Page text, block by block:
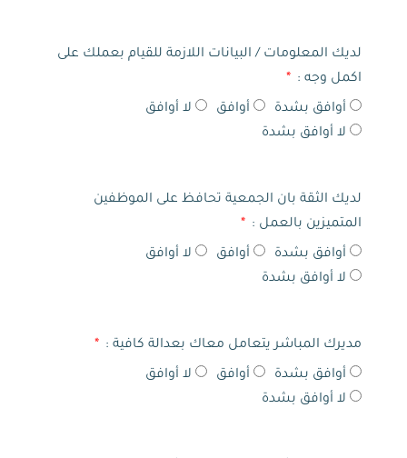
لديك المعلومات / البيانات اللازمة للقيام بعملك على
اكمل وجه :
أوافق بشدة أوافق
لا أوافق
لا أوافق بشدة
لديك الثقة بان الجمعية تحافظ على الموظفين
المتميزين بالعمل :
أوافق بشدة أوافق
لا أوافق
لا أوافق بشدة
مديرك المباشر يتعامل معاك بعدالة كافية :
أوافق بشدة أوافق
لا أوافق
لا أوافق بشدة